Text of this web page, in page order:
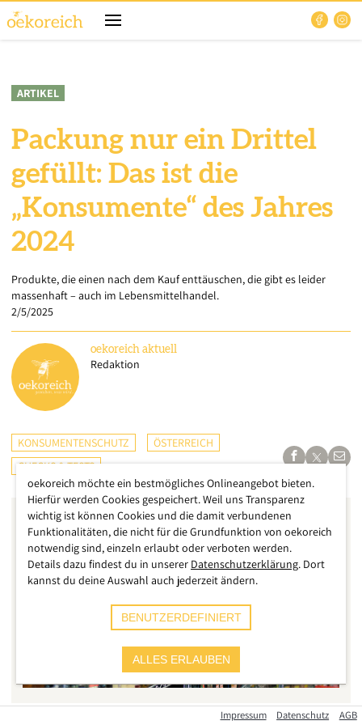
ARTIKEL
Packung nur ein Drittel
gefüllt: Das ist die
„Konsumente“ des Jahres
2024
Produkte, die einen nach dem Kauf enttäuschen, die gibt es leider
massenhaft – auch im Lebensmittelhandel.
2/5/2025
oekoreich aktuell
Redaktion
KONSUMENTENSCHUTZ
ÖSTERREICH
CHECKS & TESTS
Impressum Datenschutz AGB
oekoreich möchte ein bestmögliches Onlineangebot bieten.
Hierfür werden Cookies gespeichert. Weil uns Transparenz
wichtig ist können Cookies und die damit verbundenen
Funktionalitäten, die nicht für die Grundfunktion von oekoreich
notwendig sind, einzeln erlaubt oder verboten werden.
Details dazu findest du in unserer Datenschutzerklärung. Dort
kannst du deine Auswahl auch jederzeit ändern.
BENUTZERDEFINIERT
ALLES ERLAUBEN